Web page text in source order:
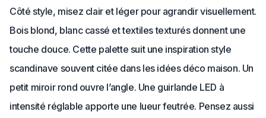
Côté style, misez clair et léger pour agrandir visuellement.
Bois blond, blanc cassé et textiles texturés donnent une
touche douce. Cette palette suit une inspiration style
scandinave souvent citée dans les idées déco maison. Un
petit miroir rond ouvre l’angle. Une guirlande LED à
intensité réglable apporte une lueur feutrée. Pensez aussi